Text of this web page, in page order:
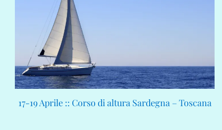
17-19 Aprile :: Corso di altura Sardegna – Toscana